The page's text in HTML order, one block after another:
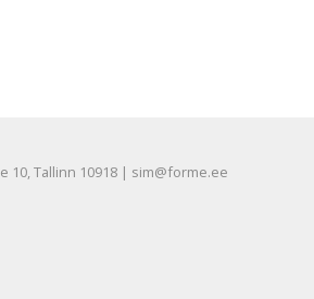
10, Tallinn 10918 | sim@forme.ee